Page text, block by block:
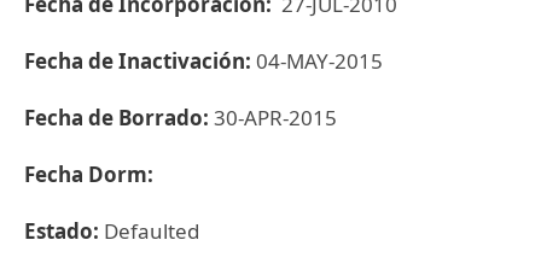
Fecha de Inactivación: 04-MAY-2015
Fecha de Borrado: 30-APR-2015
Fecha Dorm:
Estado: Defaulted